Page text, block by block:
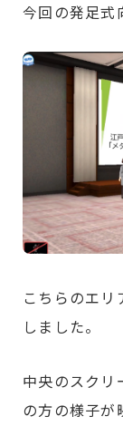
今回の発足式
こちらのエ
しました。
中央のスクリ
の方の様子が